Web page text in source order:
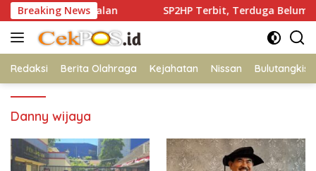
Langsung
ke
konten
Breaking News
Bangkalan SP2HP Terbit, Terduga Belum
Redaksi Berita Olahraga Kejahatan Nissan Bulutangkis
Danny wijaya